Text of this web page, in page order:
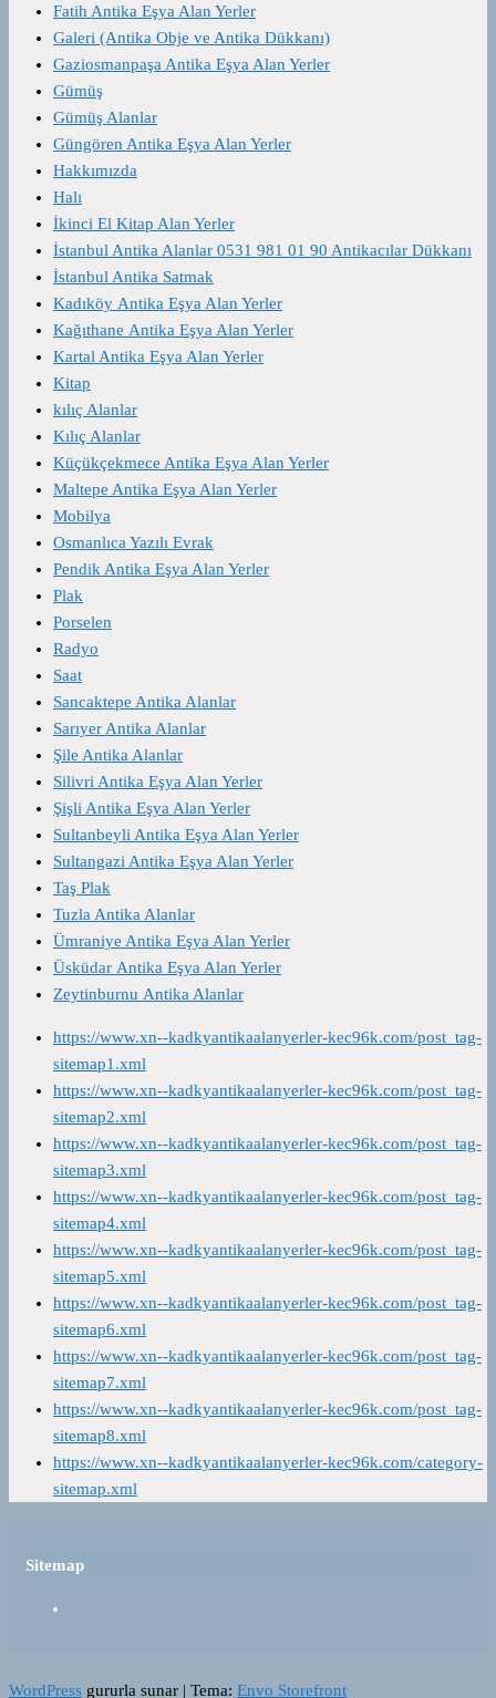
Fatih Antika Eşya Alan Yerler
Galeri (Antika Obje ve Antika Dükkanı)
Gaziosmanpaşa Antika Eşya Alan Yerler
Gümüş
Gümüş Alanlar
Güngören Antika Eşya Alan Yerler
Hakkımızda
Halı
İkinci El Kitap Alan Yerler
İstanbul Antika Alanlar 0531 981 01 90 Antikacılar Dükkanı
İstanbul Antika Satmak
Kadıköy Antika Eşya Alan Yerler
Kağıthane Antika Eşya Alan Yerler
Kartal Antika Eşya Alan Yerler
Kitap
kılıç Alanlar
Kılıç Alanlar
Küçükçekmece Antika Eşya Alan Yerler
Maltepe Antika Eşya Alan Yerler
Mobilya
Osmanlıca Yazılı Evrak
Pendik Antika Eşya Alan Yerler
Plak
Porselen
Radyo
Saat
Sancaktepe Antika Alanlar
Sarıyer Antika Alanlar
Şile Antika Alanlar
Silivri Antika Eşya Alan Yerler
Şişli Antika Eşya Alan Yerler
Sultanbeyli Antika Eşya Alan Yerler
Sultangazi Antika Eşya Alan Yerler
Taş Plak
Tuzla Antika Alanlar
Ümraniye Antika Eşya Alan Yerler
Üsküdar Antika Eşya Alan Yerler
Zeytinburnu Antika Alanlar
https://www.xn--kadkyantikaalanyerler-kec96k.com/post_tag-
sitemap1.xml
https://www.xn--kadkyantikaalanyerler-kec96k.com/post_tag-
sitemap2.xml
https://www.xn--kadkyantikaalanyerler-kec96k.com/post_tag-
sitemap3.xml
https://www.xn--kadkyantikaalanyerler-kec96k.com/post_tag-
sitemap4.xml
https://www.xn--kadkyantikaalanyerler-kec96k.com/post_tag-
sitemap5.xml
https://www.xn--kadkyantikaalanyerler-kec96k.com/post_tag-
sitemap6.xml
https://www.xn--kadkyantikaalanyerler-kec96k.com/post_tag-
sitemap7.xml
https://www.xn--kadkyantikaalanyerler-kec96k.com/post_tag-
sitemap8.xml
https://www.xn--kadkyantikaalanyerler-kec96k.com/category-
sitemap.xml
Sitemap
WordPress gururla sunar | Tema: Envo Storefront